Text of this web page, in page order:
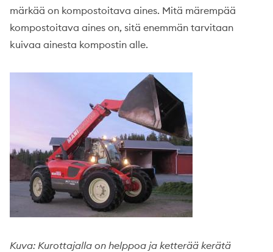
märkää on kompostoitava aines. Mitä märempää
kompostoitava aines on, sitä enemmän tarvitaan
kuivaa ainesta kompostin alle.
Kuva: Kurottajalla on helppoa ja ketterää kerätä